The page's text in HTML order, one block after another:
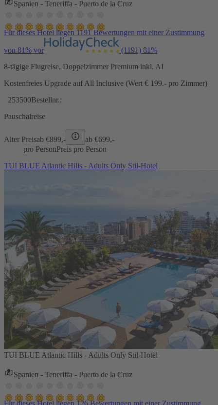
Spanien - Teneriffa - Puerto de la Cruz
Für dieses Hotel liegen 1191 Bewertungen mit einer Zustimmung
von 81% vor (1191) 81%
8-tägige Flugreise, Doppelzimmer Premium inkl. AI
Kostenfreies Upgrade auf All Inclusive (Wert € 199.- pro Zimmer)
253500Bestellnr.:
Pauschalreise
Alter Preisab €899,- ab €699,-
pro PersonPreis pro Person
TUI BLUE Atlantic Hills - Adults Only Stil-Hotel
TUI BLUE Atlantic Hills - Adults Only Stil-Hotel
Spanien - Teneriffa - Puerto de la Cruz
Für dieses Hotel liegen 126 Bewertungen mit einer Zustimmung